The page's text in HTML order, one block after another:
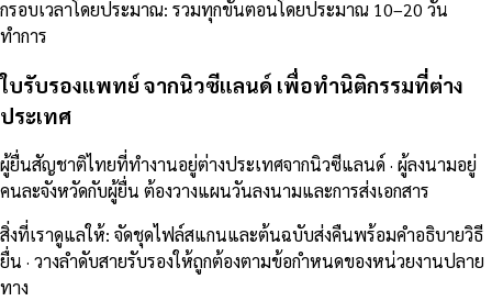
กรอบเวลาโดยประมาณ: รวมทุกขั้นตอนโดยประมาณ 10–20 วัน
ทำการ
ใบรับรองแพทย์ จากนิวซีแลนด์ เพื่อทำนิติกรรมที่ต่าง
ประเทศ
ผู้ยื่นสัญชาติไทยที่ทำงานอยู่ต่างประเทศจากนิวซีแลนด์ · ผู้ลงนามอยู่
คนละจังหวัดกับผู้ยื่น ต้องวางแผนวันลงนามและการส่งเอกสาร
สิ่งที่เราดูแลให้: จัดชุดไฟล์สแกนและต้นฉบับส่งคืนพร้อมคำอธิบายวิธี
ยื่น · วางลำดับสายรับรองให้ถูกต้องตามข้อกำหนดของหน่วยงานปลาย
ทาง